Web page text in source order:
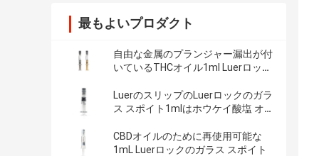
最もよいプロダクト
自由な金属のプランジャー漏出が付
いているTHCオイル1ml Luerロック
LuerのスリップのLuerロックのガラ
ス スポイト1mlはホウケイ酸塩 オ
CBDオイルのために再使用可能な
1mL Luerロックのガラス スポイト